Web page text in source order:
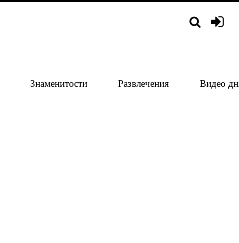
Знаменитости Развлечения Видео